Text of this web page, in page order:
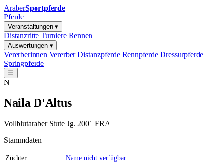
AraberSportpferde
Pferde
Veranstaltungen ▾
Distanzritte Turniere Rennen
Auswertungen ▾
Vererberinnen Vererber Distanzpferde Rennpferde Dressurpferde
Springpferde
☰
N
Naila D'Altus
Vollblutaraber Stute Jg. 2001 FRA
Stammdaten
Züchter
Name nicht verfügbar